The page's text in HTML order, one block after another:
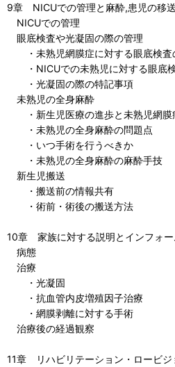
9章 NICUでの管理と麻酔,患児の移送
NICUでの管理
眼底検査や光凝固の際の管理
・未熟児網膜症に対する眼底検査
・NICUでの未熟児に対する眼底
・光凝固の際の特記事項
未熟児の全身麻酔
・新生児医療の進歩と未熟児網膜
・未熟児の全身麻酔の問題点
・いつ手術を行うべきか
・未熟児の全身麻酔の麻酔手技
新生児搬送
・搬送前の情報共有
・術前・術後の搬送方法
10章 家族に対する説明とインフォー
病態
治療
・光凝固
・抗血管内皮増殖因子治療
・網膜剥離に対する手術
治療後の経過観察
11章 リハビリテーション・ロービジ